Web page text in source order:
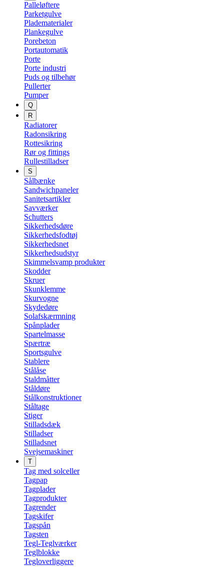
Palleløftere
Parketgulve
Pladematerialer
Plankegulve
Porebeton
Portautomatik
Porte
Porte industri
Puds og tilbehør
Pullerter
Pumper
Q
R
Radiatorer
Radonsikring
Rottesikring
Rør og fittings
Rullestilladser
S
Sålbænke
Sandwichpaneler
Sanitetsartikler
Savværker
Schutters
Sikkerhedsdøre
Sikkerhedsfodtøj
Sikkerhedsnet
Sikkerhedsudstyr
Skimmelsvamp produkter
Skodder
Skruer
Skunklemme
Skurvogne
Skydedøre
Solafskærmning
Spånplader
Spartelmasse
Spærtræ
Sportsgulve
Stablere
Stålåse
Staldmåtter
Ståldøre
Stålkonstruktioner
Ståltage
Stiger
Stilladsdæk
Stilladser
Stilladsnet
Svejsemaskiner
T
Tag med solceller
Tagpap
Tagplader
Tagprodukter
Tagrender
Tagskifer
Tagspån
Tagsten
Tegl-Teglværker
Teglblokke
Tegloverliggere